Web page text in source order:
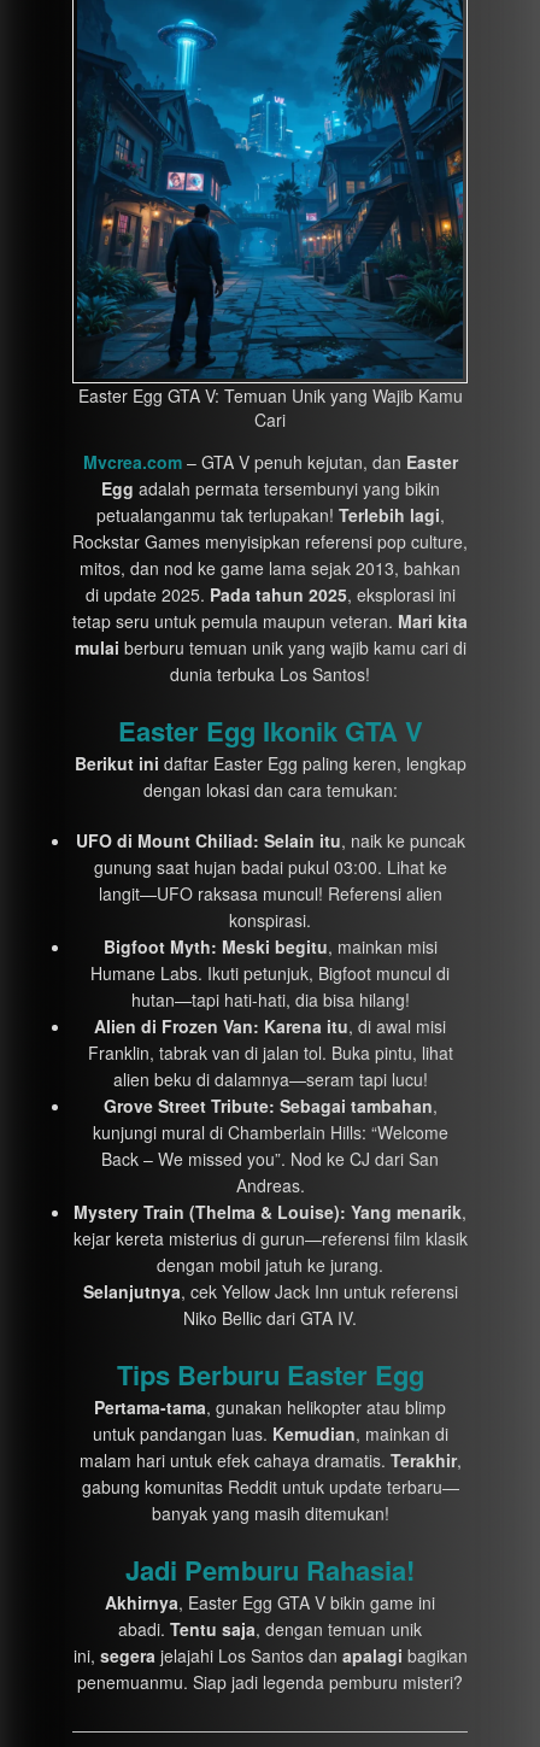
Easter Egg GTA V: Temuan Unik yang Wajib Kamu
Cari
Mvcrea.com– GTA V penuh kejutan, dan Easter
Egg adalah permata tersembunyi yang bikin
petualanganmu tak terlupakan! Terlebih lagi,
Rockstar Games menyisipkan referensi pop culture,
mitos, dan nod ke game lama sejak 2013, bahkan
di update 2025. Pada tahun 2025, eksplorasi ini
tetap seru untuk pemula maupun veteran. Mari kita
mulai berburu temuan unik yang wajib kamu cari di
dunia terbuka Los Santos!
Easter Egg Ikonik GTA V
Berikut ini daftar Easter Egg paling keren, lengkap
dengan lokasi dan cara temukan:
UFO di Mount Chiliad: Selain itu, naik ke puncak
gunung saat hujan badai pukul 03:00. Lihat ke
langit—UFO raksasa muncul! Referensi alien
konspirasi.
Bigfoot Myth: Meski begitu, mainkan misi
Humane Labs. Ikuti petunjuk, Bigfoot muncul di
hutan—tapi hati-hati, dia bisa hilang!
Alien di Frozen Van: Karena itu, di awal misi
Franklin, tabrak van di jalan tol. Buka pintu, lihat
alien beku di dalamnya—seram tapi lucu!
Grove Street Tribute: Sebagai tambahan,
kunjungi mural di Chamberlain Hills: “Welcome
Back – We missed you”. Nod ke CJ dari San
Andreas.
Mystery Train (Thelma & Louise): Yang menarik,
kejar kereta misterius di gurun—referensi film klasik
dengan mobil jatuh ke jurang.
Selanjutnya, cek Yellow Jack Inn untuk referensi
Niko Bellic dari GTA IV.
Tips Berburu Easter Egg
Pertama-tama, gunakan helikopter atau blimp
untuk pandangan luas. Kemudian, mainkan di
malam hari untuk efek cahaya dramatis. Terakhir,
gabung komunitas Reddit untuk update terbaru—
banyak yang masih ditemukan!
Jadi Pemburu Rahasia!
Akhirnya, Easter Egg GTA V bikin game ini
abadi. Tentu saja, dengan temuan unik
ini, segera jelajahi Los Santos dan apalagi bagikan
penemuanmu. Siap jadi legenda pemburu misteri?